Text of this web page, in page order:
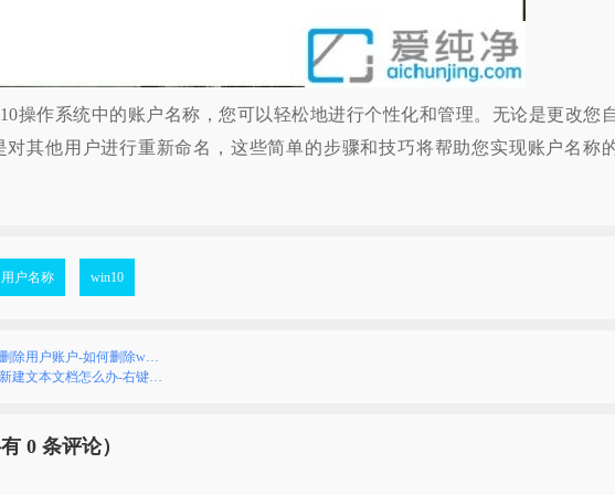
作系统中的账户名称，您可以轻松地进行个性化和管理。无论是更改您
对其他用户进行重新命名，这些简单的步骤和技巧将帮助您实现账户名称
用户名称 win10
除用户账户-如何删除w…
建文本文档怎么办-右键…
0 条评论）